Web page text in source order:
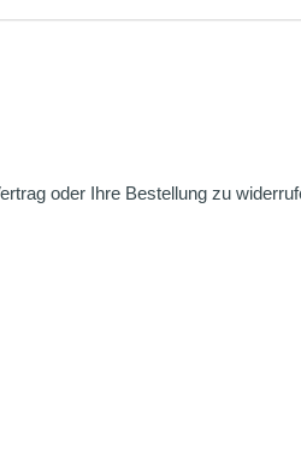
oder Ihre Bestellung zu